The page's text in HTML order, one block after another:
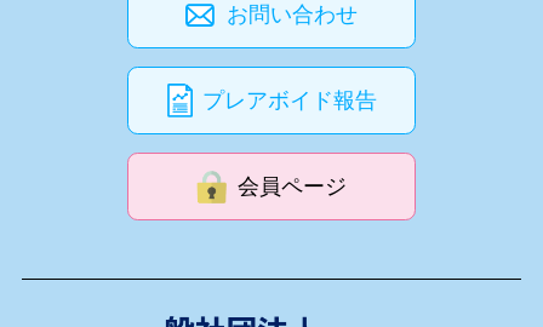
お問い合わせ
プレアボイド報告
会員ページ